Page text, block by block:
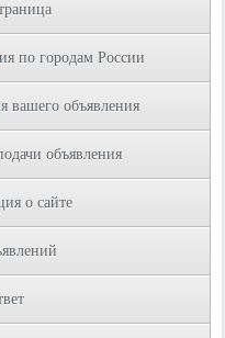
по городам России
вашего объявления
объявления
о сайте